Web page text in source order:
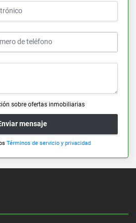
sobre ofertas inmobiliarias
mensaje
Términos de servicio y privacidad